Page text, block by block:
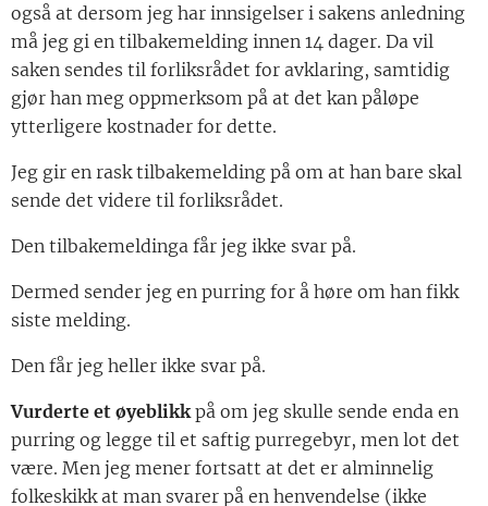
også at dersom jeg har innsigelser i sakens anledning
må jeg gi en tilbakemelding innen 14 dager. Da vil
saken sendes til forliksrådet for avklaring, samtidig
gjør han meg oppmerksom på at det kan påløpe
ytterligere kostnader for dette.
Jeg gir en rask tilbakemelding på om at han bare skal
sende det videre til forliksrådet.
Den tilbakemeldinga får jeg ikke svar på.
Dermed sender jeg en purring for å høre om han fikk
siste melding.
Den får jeg heller ikke svar på.
Vurderte et øyeblikkpå om jeg skulle sende enda en
purring og legge til et saftig purregebyr, men lot det
være. Men jeg mener fortsatt at det er alminnelig
folkeskikk at man svarer på en henvendelse (ikke